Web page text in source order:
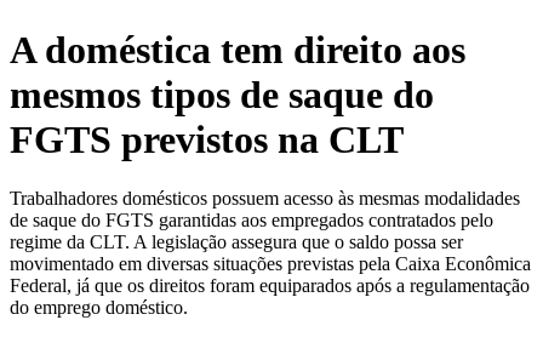
A doméstica tem direito aos
mesmos tipos de saque do
FGTS previstos na CLT
Trabalhadores domésticos possuem acesso às mesmas modalidades
de saque do FGTS garantidas aos empregados contratados pelo
regime da CLT. A legislação assegura que o saldo possa ser
movimentado em diversas situações previstas pela Caixa Econômica
Federal, já que os direitos foram equiparados após a regulamentação
do emprego doméstico.